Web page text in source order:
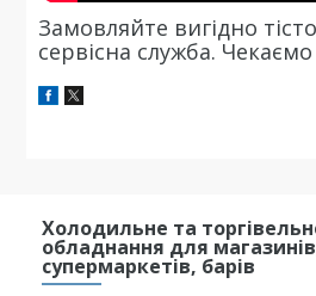
Замовляйте вигідно
сервісна служба.
Холодильне та
обладнання для
супермаркетів, барів